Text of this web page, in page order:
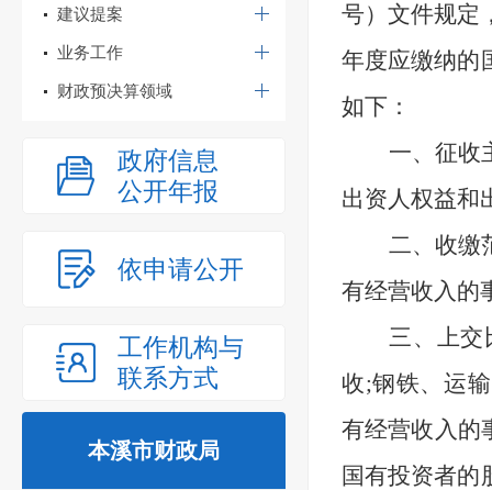
建议提案
业务工作
财政预决算领域
政府信息
公开年报
依申请公开
工作机构与
联系方式
本溪市财政局
号）文件规定
年度应缴纳的
如下：
一、征收
出资人权益和
二、收缴
有经营收入的
三、上交
收;钢铁、运
有经营收入的
国有投资者的